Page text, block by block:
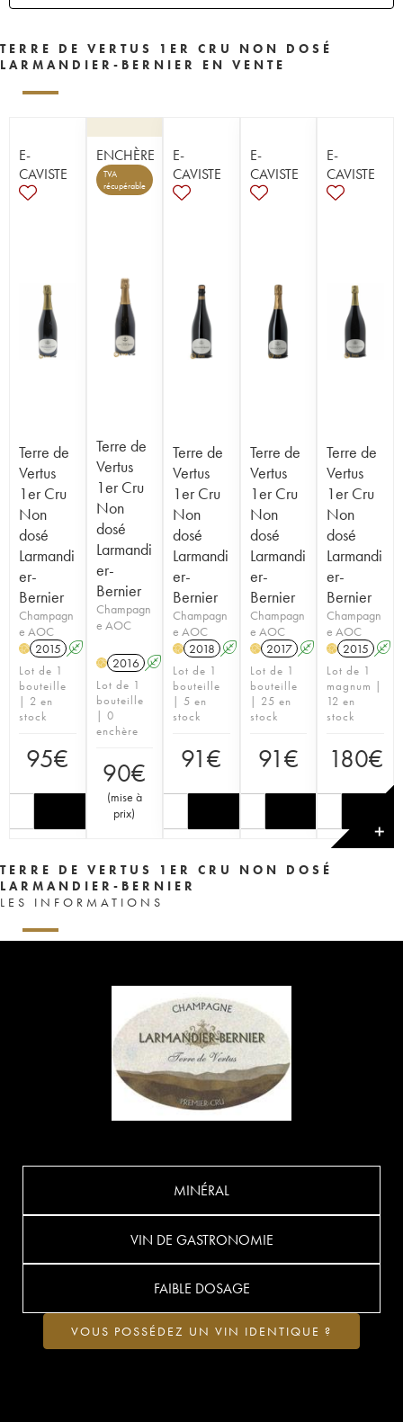
TERRE DE VERTUS 1ER CRU NON DOSÉ
LARMANDIER-BERNIER EN VENTE
E-
CAVISTE
Terre de
Vertus
1er Cru
Non
dosé
Larmandi
er-
Bernier
Champagn
e AOC
H 2015 A
Lot de 1
bouteille
| 2 en
stock
95€
ENCHÈRE
TVA
récupérable
Terre de
Vertus
1er Cru
Non
dosé
Larmandi
er-
Bernier
Champagn
e AOC
H 2016 A
Lot de 1
bouteille
| 0
enchère
90€
(mise à
prix)
E-
CAVISTE
Terre de
Vertus
1er Cru
Non
dosé
Larmandi
er-
Bernier
Champagn
e AOC
H 2018 A
Lot de 1
bouteille
| 5 en
stock
91€
E-
CAVISTE
Terre de
Vertus
1er Cru
Non
dosé
Larmandi
er-
Bernier
Champagn
e AOC
H 2017 A
Lot de 1
bouteille
| 25 en
stock
91€
E-
CAVISTE
Terre de
Vertus
1er Cru
Non
dosé
Larmandi
er-
Bernier
Champagn
e AOC
H 2015 A
Lot de 1
magnum |
12 en
stock
180€
✕
TERRE DE VERTUS 1ER CRU NON DOSÉ
LARMANDIER-BERNIER
LES INFORMATIONS
MINÉRAL
VIN DE GASTRONOMIE
FAIBLE DOSAGE
VOUS POSSÉDEZ UN VIN IDENTIQUE ?